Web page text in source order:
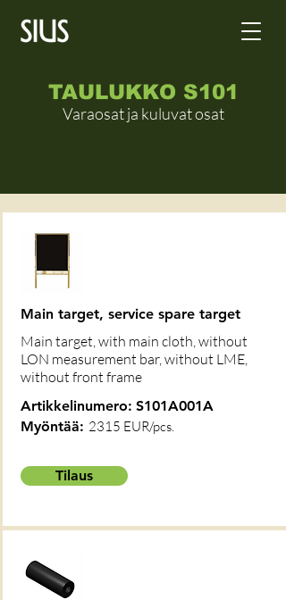
TAULUKKO S101
Varaosat ja kuluvat osat
Main target, service spare target
Main target, with main cloth, without
LON measurement bar, without LME,
without front frame
Artikkelinumero: S101A001A
Myöntää: 2315 EUR/pcs.
Tilaus